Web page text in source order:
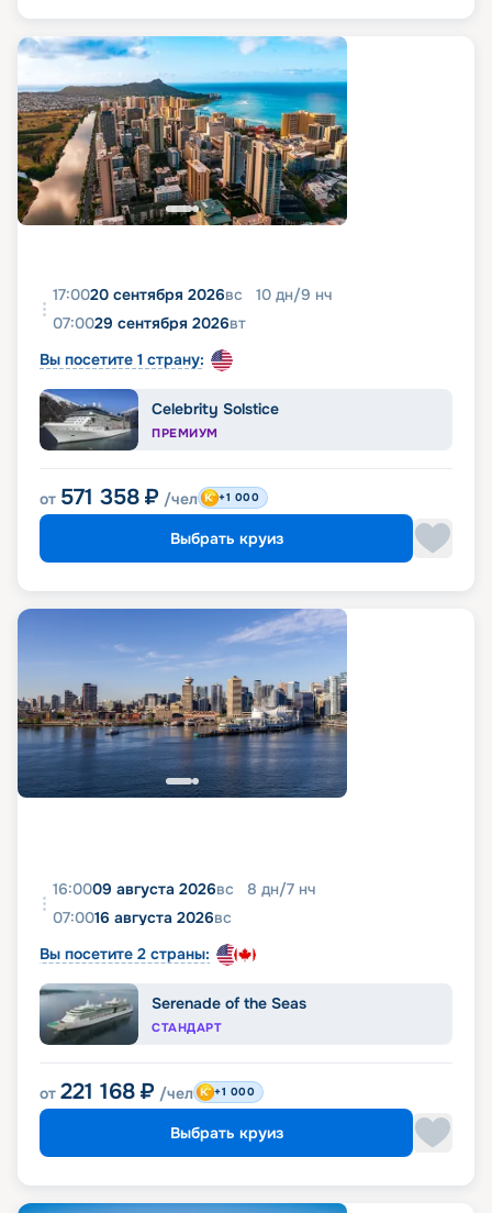
17:0020 сентября 2026вс 10 дн/9 нч
07:0029 сентября 2026вт
Вы посетите 1 страну:
Celebrity Solstice
ПРЕМИУМ
от 571 358 ₽ /чел +1 000
Выбрать круиз
16:0009 августа 2026вс 8 дн/7 нч
07:0016 августа 2026вс
Вы посетите 2 страны:
Serenade of the Seas
СТАНДАРТ
от 221 168 ₽ /чел +1 000
Выбрать круиз